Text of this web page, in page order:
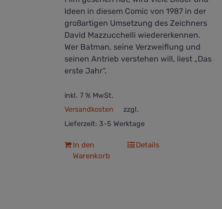
Ideen in diesem Comic von 1987 in der
großartigen Umsetzung des Zeichners
David Mazzucchelli wiedererkennen.
Wer Batman, seine Verzweiflung und
seinen Antrieb verstehen will, liest „Das
erste Jahr“.
inkl. 7 % MwSt.
zzgl.
Versandkosten
Lieferzeit: 3-5 Werktage
In den
Warenkorb
Details